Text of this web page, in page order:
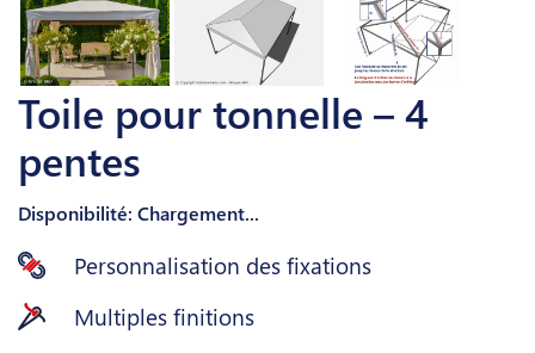
Toile pour tonnelle – 4
pentes
Disponibilité: Chargement...
Personnalisation des fixations
Multiples finitions